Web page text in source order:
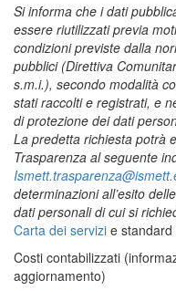
Si informa che i dati
essere riutilizzati previa
condizioni previste dalla
pubblici (Direttiva
s.m.i.), secondo modalità
stati raccolti e registrati, e
di protezione dei dati
La predetta richiesta potrà
Trasparenza al seguente
determinazioni all’esito
dati personali di cui si
Carta dei servizi e standard
Costi contabilizzati
aggiornamento)